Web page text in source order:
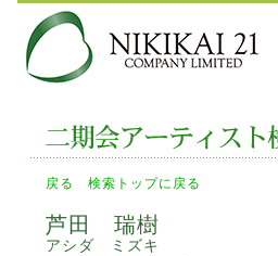
戻る 検索トップに戻る
芦田 瑞樹
アシダ ミズキ